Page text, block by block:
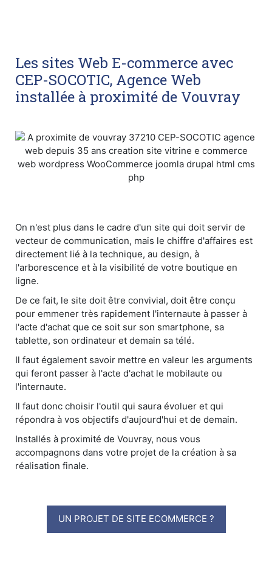
Les sites Web E-commerce avec
CEP-SOCOTIC, Agence Web
installée à proximité de Vouvray
On n'est plus dans le cadre d'un site qui doit servir de
vecteur de communication, mais le chiffre d'affaires est
directement lié à la technique, au design, à
l'arborescence et à la visibilité de votre boutique en
ligne.
De ce fait, le site doit être convivial, doit être conçu
pour emmener très rapidement l'internaute à passer à
l'acte d'achat que ce soit sur son smartphone, sa
tablette, son ordinateur et demain sa télé.
Il faut également savoir mettre en valeur les arguments
qui feront passer à l'acte d'achat le mobilaute ou
l'internaute.
Il faut donc choisir l'outil qui saura évoluer et qui
répondra à vos objectifs d'aujourd'hui et de demain.
Installés à proximité de Vouvray, nous vous
accompagnons dans votre projet de la création à sa
réalisation finale.
UN PROJET DE SITE ECOMMERCE ?